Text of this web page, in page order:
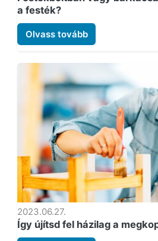
a festék?
Olvass tovább
2023.06.27.
Így újítsd fel házilag a